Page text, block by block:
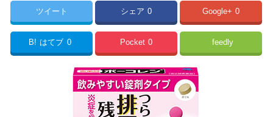
ツイート シェア 0 Google+ 0
B! はてブ 0 Pocket 0 feedly